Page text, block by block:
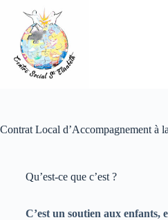
Contrat Local d’Accompagnement à
Qu’est-ce que c’est ?
C’est un soutien aux enfants,